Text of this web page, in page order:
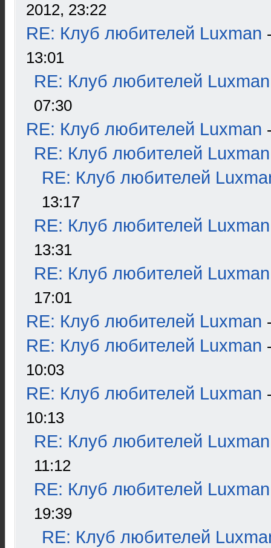
2012, 23:22
RE: Клуб любителей Luxman
13:01
RE: Клуб любителей Luxman
07:30
RE: Клуб любителей Luxman
RE: Клуб любителей Luxman
RE: Клуб любителей
13:17
RE: Клуб любителей Luxman
13:31
RE: Клуб любителей Luxman
17:01
RE: Клуб любителей Luxman
RE: Клуб любителей Luxman
10:03
RE: Клуб любителей Luxman
10:13
RE: Клуб любителей Luxman
11:12
RE: Клуб любителей Luxman
19:39
RE: Клуб любителей